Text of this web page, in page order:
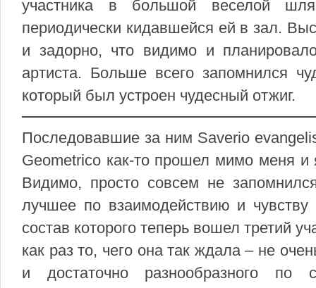
участника в большой веселой
периодически кидавшейся ей в зал.
и задорно, что видимо и
артиста. Больше всего запомнился
который был устроен чудесный отжиг.
Последовавшие за ним Saverio
Geometrico как-то прошел мимо меня
Видимо, просто совсем не
лучшее по взаимодействию и
состав которого теперь вошел третий
как раз то, чего она так ждала – не
и достаточно разнообразного по